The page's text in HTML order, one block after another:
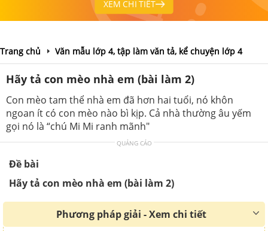
XEM CHI TIẾT
Trang chủ Văn mẫu lớp 4, tập làm văn tả, kể chuyện lớp 4
Hãy tả con mèo nhà em (bài làm 2)
Con mèo tam thể nhà em đã hơn hai tuổi, nó khôn
ngoan ít có con mèo nào bì kịp. Cả nhà thường âu yếm
gọi nó là “chú Mi Mi ranh mãnh"
QUẢNG CÁO
Đề bài
Hãy tả con mèo nhà em (bài làm 2)
Phương pháp giải - Xem chi tiết